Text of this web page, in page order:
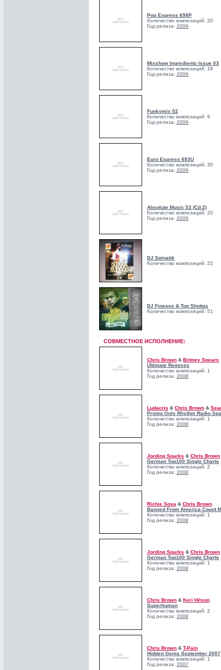
Pop Express 698P
Количество композиций: 20
Год релиза: 2006
Mixshow Ingredients Issue 03
Количество композиций: 18
Год релиза: 2006
Funkymix 02
Количество композиций: 9
Год релиза: 2006
Euro Express 693U
Количество композиций: 35
Год релиза: 2006
Absolute Music 53 (Cd.2)
Количество композиций: 20
Год релиза: 2006
DJ Spinatik
Количество композиций: 22
DJ Finesse & Top Shottaz
Количество композиций: 51
СОВМЕСТНОЕ ИСПОЛНЕНИЕ:
Chris Brown & Britney Spears
Ultimate Remixes
Количество композиций: 1
Год релиза: 2008
Ludacris & Chris Brown &
Promo Only Rhythm Radio
Количество композиций: 1
Год релиза: 2008
Jording Sparks & Chris Brown
German Top100 Single Charts
Количество композиций: 2
Год релиза: 2008
Richie Sosa & Chris Brown
Banned From America Count
Количество композиций: 1
Год релиза: 2008
Jording Sparks & Chris Brown
German Top100 Single Charts
Количество композиций: 1
Год релиза: 2008
Chris Brown & Keri Hilson
Superhuman
Количество композиций: 2
Год релиза: 2008
Chris Brown & T-Pain
Hidden Gems September 2007
Количество композиций: 1
Год релиза: 2007